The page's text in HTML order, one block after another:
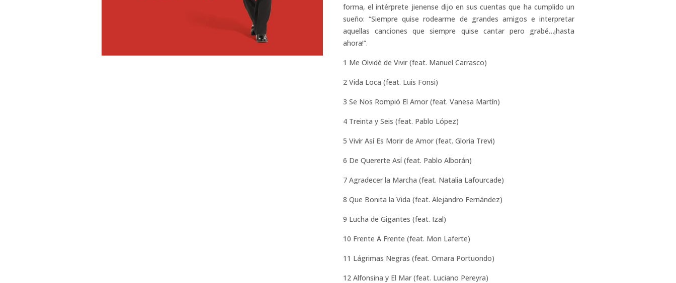
forma, el intérprete jienense dijo en sus cuentas que ha cumplido un
sueño: “Siempre quise rodearme de grandes amigos e interpretar
aquellas canciones que siempre quise cantar pero grabé…¡hasta
ahora!”.
1 Me Olvidé de Vivir (feat. Manuel Carrasco)
2 Vida Loca (feat. Luis Fonsi)
3 Se Nos Rompió El Amor (feat. Vanesa Martín)
4 Treinta y Seis (feat. Pablo López)
5 Vivir Así Es Morir de Amor (feat. Gloria Trevi)
6 De Quererte Así (feat. Pablo Alborán)
7 Agradecer la Marcha (feat. Natalia Lafourcade)
8 Que Bonita la Vida (feat. Alejandro Fernández)
9 Lucha de Gigantes (feat. Izal)
10 Frente A Frente (feat. Mon Laferte)
11 Lágrimas Negras (feat. Omara Portuondo)
12 Alfonsina y El Mar (feat. Luciano Pereyra)